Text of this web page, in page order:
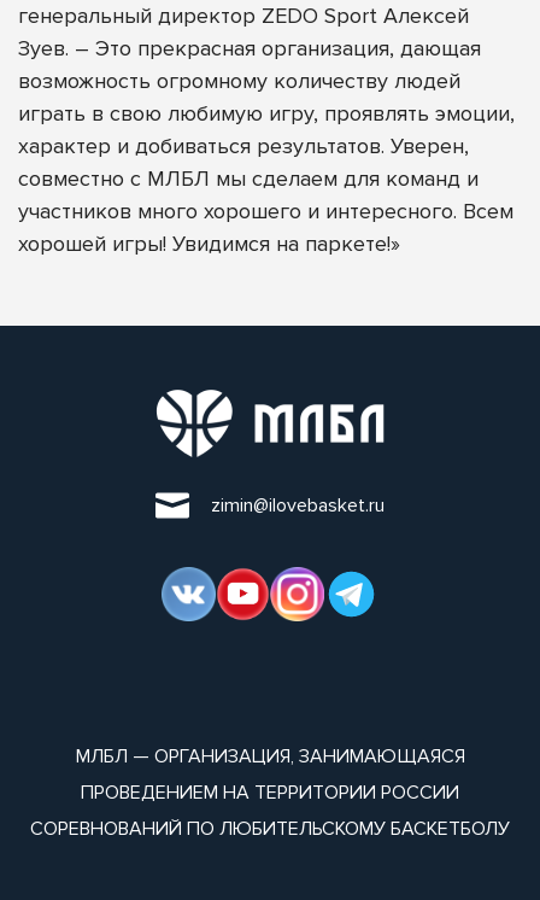
генеральный директор ZEDO Sport Алексей
Зуев. – Это прекрасная организация, дающая
возможность огромному количеству людей
играть в свою любимую игру, проявлять эмоции,
характер и добиваться результатов. Уверен,
совместно с МЛБЛ мы сделаем для команд и
участников много хорошего и интересного. Всем
хорошей игры! Увидимся на паркете!»
zimin@ilovebasket.ru
МЛБЛ — ОРГАНИЗАЦИЯ, ЗАНИМАЮЩАЯСЯ
ПРОВЕДЕНИЕМ НА ТЕРРИТОРИИ РОССИИ
СОРЕВНОВАНИЙ ПО ЛЮБИТЕЛЬСКОМУ БАСКЕТБОЛУ